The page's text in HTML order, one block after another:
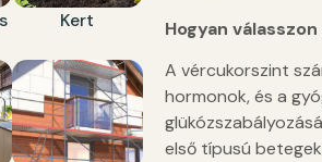
Kert
Hogyan
A vércukorszint
hormonok, és a
első típusú